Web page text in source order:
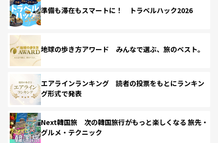
準備も滞在もスマートに！ トラベルハック2026
地球の歩き方アワード みんなで選ぶ、旅のベスト。
エアラインランキング 読者の投票をもとにランキン
グ形式で発表
Next韓国旅 次の韓国旅行がもっと楽しくなる 旅先・
グルメ・テクニック